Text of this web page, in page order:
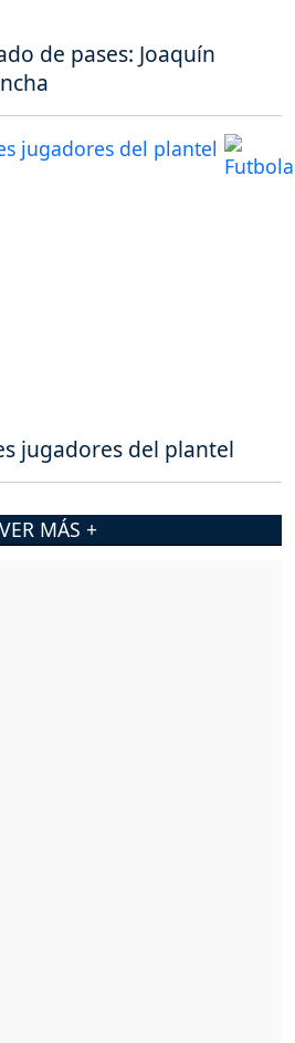
de pases: Joaquín
jugadores del plantel
VER MÁS +